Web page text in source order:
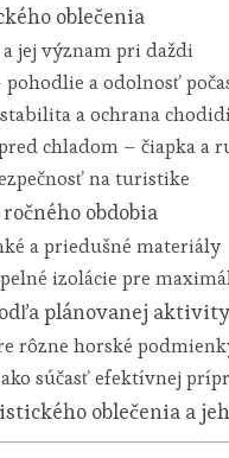
oblečenia
jej význam pri daždi
a odolnosť
a ochrana
chladom – čiapka a
na turistike
obdobia
a priedušné materiály
izolácie pre
plánovanej aktivity
rôzne horské
súčasť efektívnej
oblečenia a